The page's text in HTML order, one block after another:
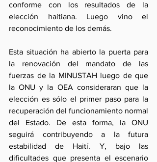
conforme con los resultados de la
elección haitiana. Luego vino el
reconocimiento de los demás.
Esta situación ha abierto la puerta para
la renovación del mandato de las
fuerzas de la MINUSTAH luego de que
la ONU y la OEA consideraran que la
elección es sólo el primer paso para la
recuperación del funcionamiento normal
del Estado. De esta forma, la ONU
seguirá contribuyendo a la futura
estabilidad de Haití. Y, bajo las
dificultades que presenta el escenario